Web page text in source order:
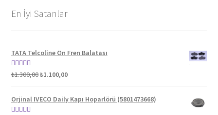
En İyi Satanlar
TATA Telcoline Ön Fren Balatası
5 üzerinden
₺1.300,00Orijinal
₺1.300,00.
₺1.100,00Şu
fiyat:
₺1.100,00.
Orjinal IVECO Daily Kapı Hoparlörü (5801473668)